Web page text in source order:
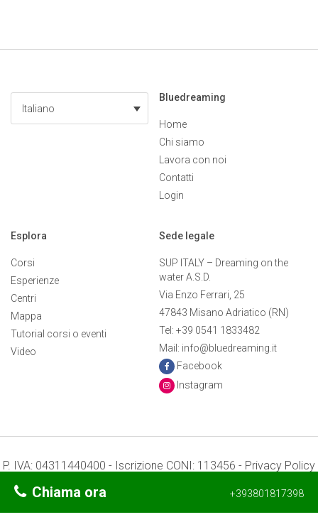
Chiama ora +393801817398
Italiano
Bluedreaming
Home
Chi siamo
Lavora con noi
Contatti
Login
Esplora
Corsi
Esperienze
Centri
Mappa
Tutorial corsi o eventi
Video
Sede legale
SUP ITALY – Dreaming on the
water A.S.D.
Via Enzo Ferrari, 25
47843 Misano Adriatico (RN)
Tel: +39 0541 1833482
Mail: info@bluedreaming.it
Facebook
Instagram
P. IVA: 04311440400 - Iscrizione CONI: 113456 - Privacy Policy